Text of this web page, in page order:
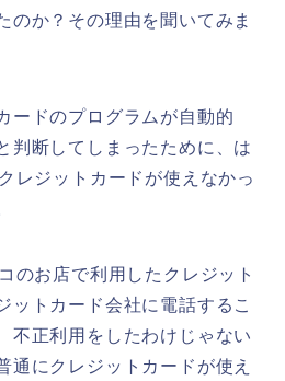
のか？その理由を聞いてみま
ードのプログラムが自動的
判断してしまったために、は
レジットカードが使えなかっ
のお店で利用したクレジット
ットカード会社に電話するこ
不正利用をしたわけじゃない
通にクレジットカードが使え